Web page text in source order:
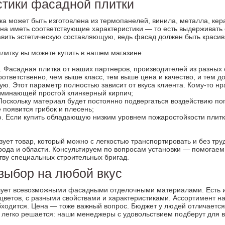
фасадной плитки
может быть изготовлена из термопанелей, винила, металла,
иметь соответствующие характеристики — то есть
эстетическую составляющую, ведь фасад должен быть
вы можете купить в нашем магазине:
Фасадная плитка от наших партнеров, производителей из разных
чем выше класс, тем выше цена и качество, и тем
Этот параметр полностью зависит от вкуса клиента. Кому-то
простой клинкерный кирпич;
материал будет постоянно подвергаться воздействию
грибок и плесень;
Если купить обладающую низким уровнем пожаростойкости
товар, который можно с легкостью транспортировать и без
и области. Консультируем по вопросам установки —
специальных строительных бригад.
на любой вкус
всевозможными фасадными отделочными материалами. Есть
с разными свойствами и характеристиками. Ассортимент
Цена — тоже важный вопрос. Бюджет у людей
легко решается: наши менеджеры с удовольствием подберут